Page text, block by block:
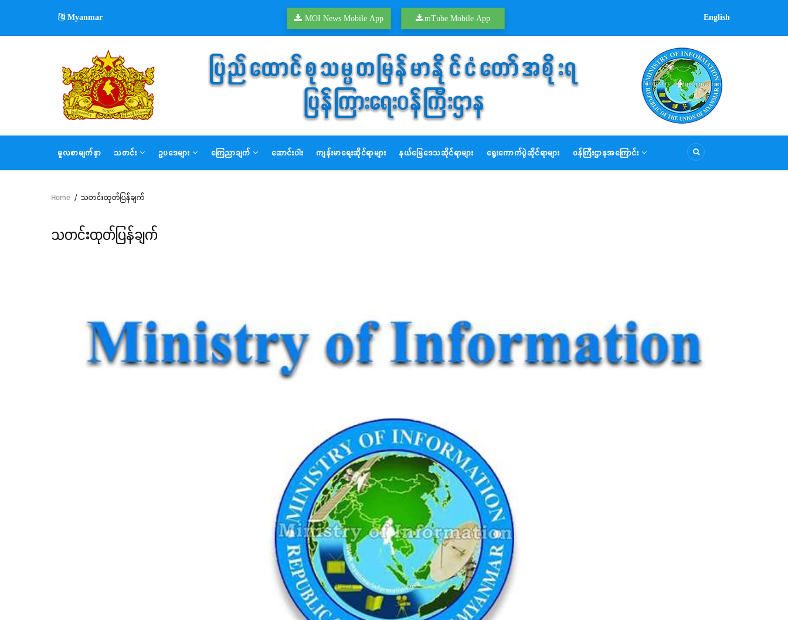
main
Myanmar MOI News Mobile App mTube Mobile App English
MAIN
NAVIGATION
မူလစာမျက်နှာ သတင်း ဥပဒေများ ကြေညာချက် ဆောင်းပါး ကျန်းမာရေးဆိုင်ရာများ နယ်မြေဒေသဆိုင်ရာများ ရွေးကောက်ပွဲဆိုင်ရာများ ဝန်ကြီးဌာနအကြောင်း
Breadcrumb
Home / သတင်းထုတ်ပြန်ချက်
သတင်းထုတ်ပြန်ချက်